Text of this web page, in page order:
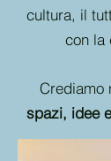
cultura, il
con la
Crediamo
spazi, idee